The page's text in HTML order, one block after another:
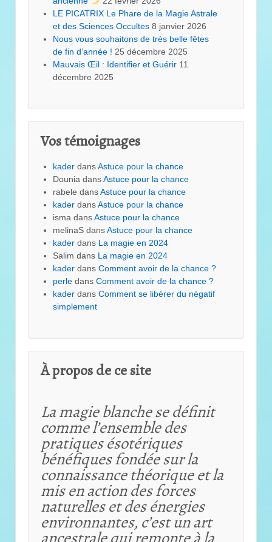
LE PICATRIX Le Phare de la Magie Astrale
et des Sciences Occultes 8 janvier 2026
Nous vous souhaitons de très belle fêtes
de fin d’année ! 25 décembre 2025
Mauvais Œil : Identifier et Guérir 11
décembre 2025
Vos témoignages
kader dansAstuce pour la chance
Dounia dansAstuce pour la chance
rabele dansAstuce pour la chance
kader dansAstuce pour la chance
isma dansAstuce pour la chance
melinaS dansAstuce pour la chance
kader dans La magie en 2024
Salim dans La magie en 2024
kader dans Comment avoir de la chance ?
perle dans Comment avoir de la chance ?
kader dans Comment se libérer du négatif
simplement
À propos de ce site
La magie blanche se définit
comme l’ensemble des
pratiques ésotériques
bénéfiques fondée sur la
connaissance théorique etla
mis en action des forces
naturelles et des énergies
environnantes, c’est un art
ancestrale qui remonte à la